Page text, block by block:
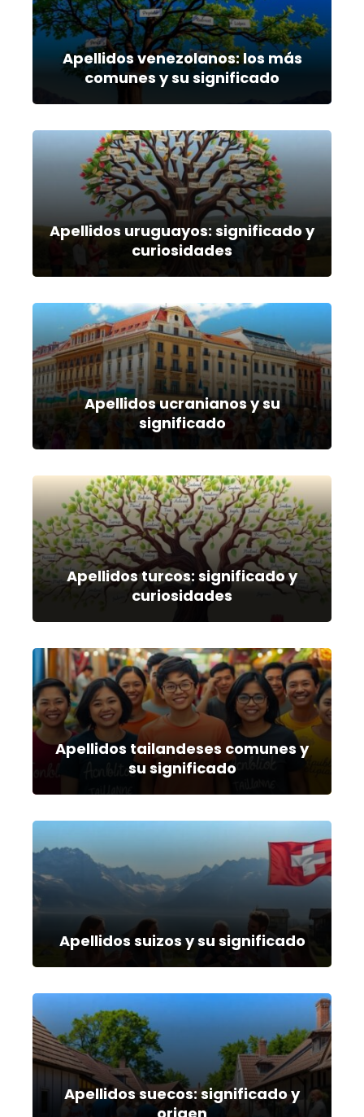
Apellidos venezolanos: los más
comunes y su significado
Apellidos uruguayos: significado y
curiosidades
Apellidos ucranianos y su
significado
Apellidos turcos: significado y
curiosidades
Apellidos tailandeses comunes y
su significado
Apellidos suizos y su significado
Apellidos suecos: significado y